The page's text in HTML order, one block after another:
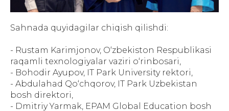
Sahnada quyidagilar chiqish qilishdi:
- Rustam Karimjonov, O‘zbekiston Respublikasi
raqamli texnologiyalar vaziri o‘rinbosari,
- Bohodir Ayupov, IT Park University rektori,
- Abdulahad Qo‘chqorov, IT Park Uzbekistan
bosh direktori,
- Dmitriy Yarmak, EPAM Global Education bosh